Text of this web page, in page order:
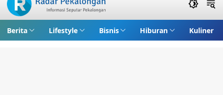
Berita Lifestyle Bisnis Hiburan Kuliner